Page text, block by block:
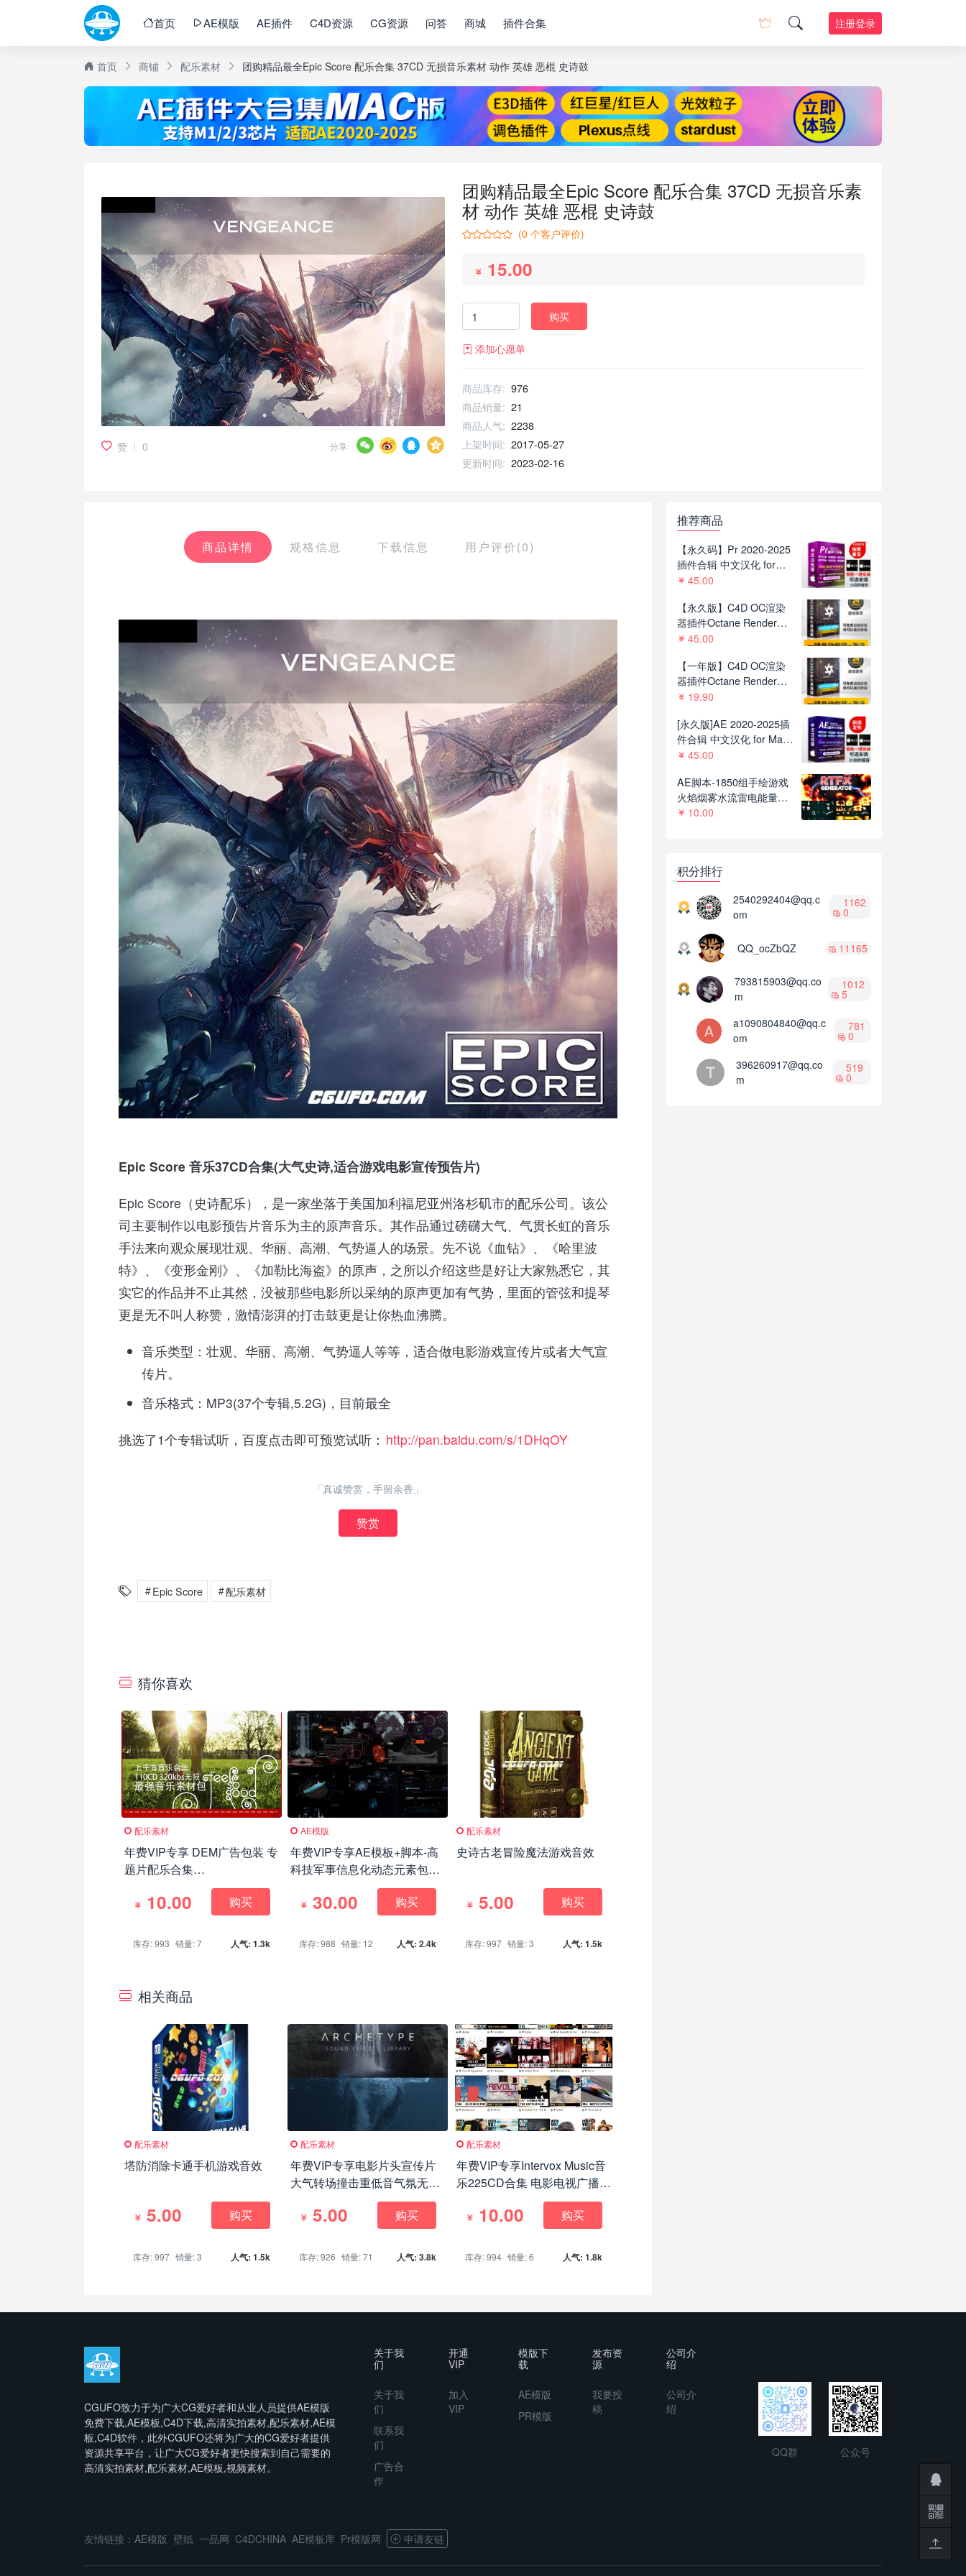
首页 AE模版 AE插件 C4D资源 CG资源 问答 商城 插件合集 注册登录
首页 商铺 配乐素材 团购精品最全Epic Score 配乐合集 37CD 无损音乐素材 动作 英雄 恶棍 史诗鼓
赞 0 分享:
团购精品最全Epic Score 配乐合集 37CD 无损音乐素
材 动作 英雄 恶棍 史诗鼓
(0 个客户评价)
15.00
购买
添加心愿单
商品库存: 976
商品销量: 21
商品人气: 2238
上架时间: 2017-05-27
更新时间: 2023-02-16
商品详情 规格信息 下载信息 用户评价(0)
Epic Score 音乐37CD合集(大气史诗,适合游戏电影宣传预告片)
Epic Score（史诗配乐），是一家坐落于美国加利福尼亚州洛杉矶市的配乐公司。该公
司主要制作以电影预告片音乐为主的原声音乐。其作品通过磅礴大气、气贯长虹的音乐
手法来向观众展现壮观、华丽、高潮、气势逼人的场景。先不说《血钻》、《哈里波
特》、《变形金刚》、《加勒比海盗》的原声，之所以介绍这些是好让大家熟悉它，其
实它的作品并不止其然，没被那些电影所以采纳的原声更加有气势，里面的管弦和提琴
更是无不叫人称赞，激情澎湃的打击鼓更是让你热血沸腾。
音乐类型：壮观、华丽、高潮、气势逼人等等，适合做电影游戏宣传片或者大气宣
传片。
音乐格式：MP3(37个专辑,5.2G)，目前最全
挑选了1个专辑试听，百度点击即可预览试听： http://pan.baidu.com/s/1DHqOY
「真诚赞赏，手留余香」
赞赏
Epic Score 配乐素材
猜你喜欢
配乐素材
年费VIP专享 DEM广告包装 专
题片配乐合集
110CD(MP3+WAV)
10.00 购买
库存: 993 销量: 7 人气: 1.3k
AE模版
年费VIP专享AE模板+脚本-高
科技军事信息化动态元素包
Quantum HUD Infographic
V2(更新)
30.00 购买
库存: 988 销量: 12 人气: 2.4k
配乐素材
史诗古老冒险魔法游戏音效
5.00 购买
库存: 997 销量: 3 人气: 1.5k
相关商品
配乐素材
塔防消除卡通手机游戏音效
5.00 购买
库存: 997 销量: 3 人气: 1.5k
配乐素材
年费VIP专享电影片头宣传片
大气转场撞击重低音气氛无损
5.00 购买
库存: 926 销量: 71 人气: 3.8k
配乐素材
年费VIP专享Intervox Music音
乐225CD合集 电影电视广播广
告纪录片体育时尚
10.00 购买
库存: 994 销量: 6 人气: 1.8k
推荐商品
【永久码】Pr 2020-2025
插件合辑 中文汉化 for
Mac苹果系统平面跟踪降
红巨人系列等插件一键安
装包
45.00
【永久版】C4D OC渲染
器插件Octane Render
2022.1 R8一键安装版支持
45.00
【一年版】C4D OC渲染
器插件Octane Render
2022.1R8一键安装版支持
19.90
[永久版]AE 2020-2025插
件合辑 中文汉化 for Mac
苹果系统三维模型光效粒
装包
45.00
AE脚本-1850组手绘游戏
火焰烟雾水流雷电能量MG
动画+通道视频素材
10.00
积分排行
2540292404@qq.c
om
1162
0
QQ_ocZbQZ 11165
793815903@qq.co
m
1012
5
a1090804840@qq.c
om
781
0
396260917@qq.co
m
519
0
CGUFO致力于为广大CG爱好者和从业人员提供AE模版
免费下载,AE模板,C4D下载,高清实拍素材,配乐素材,AE模
板,C4D软件，此外CGUFO还将为广大的CG爱好者提供
资源共享平台，让广大CG爱好者更快搜索到自己需要的
高清实拍素材,配乐素材,AE模板,视频素材。
关于我
们
关于我
们
联系我
们
广告合
作
开通
VIP
加入
VIP
模版下
载
AE模版
PR模版
发布资
源
我要投
稿
公司介
绍
公司介
绍
QQ群 公众号
友情链接： AE模版 壁纸 一品网 C4DCHINA AE模板库 Pr模版网 申请友链